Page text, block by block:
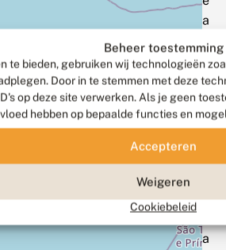
Beheer toestemming
te bieden, gebruiken wij technologieën
Door in te stemmen met deze
op deze site verwerken. Als je geen
hebben op bepaalde functies en
Accepteren
Weigeren
Cookiebeleid
a
a
n
t
e
m
e
a